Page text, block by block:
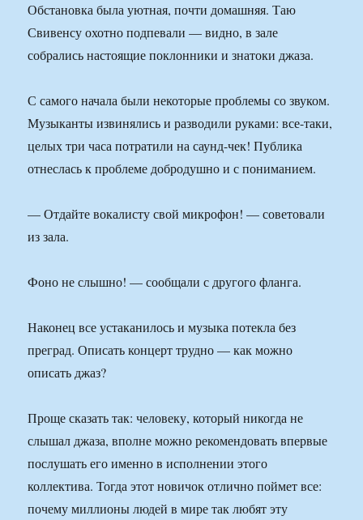
Обстановка была уютная, почти домашняя. Таю
Свивенсу охотно подпевали — видно, в зале
собрались настоящие поклонники и знатоки джаза.
С самого начала были некоторые проблемы со звуком.
Музыканты извинялись и разводили руками: все-таки,
целых три часа потратили на саунд-чек! Публика
отнеслась к проблеме добродушно и с пониманием.
— Отдайте вокалисту свой микрофон! — советовали
из зала.
Фоно не слышно! — сообщали с другого фланга.
Наконец все устаканилось и музыка потекла без
преград. Описать концерт трудно — как можно
описать джаз?
Проще сказать так: человеку, который никогда не
слышал джаза, вполне можно рекомендовать впервые
послушать его именно в исполнении этого
коллектива. Тогда этот новичок отлично поймет все:
почему миллионы людей в мире так любят эту